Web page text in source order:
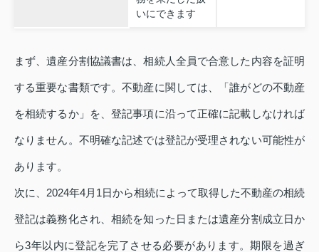
いにできます
まず、遺産分割協議書は、相続人全員で合意した内容を証明
する重要な書類です。不動産に関しては、「誰がどの不動産
を相続するか」を、登記事項に沿って正確に記載しなければ
なりません。不明確な記述では登記が受理されない可能性が
あります。
次に、2024年4月1日から相続によって取得した不動産の相続
登記は義務化され、相続を知った日または遺産分割成立日か
ら3年以内に登記を完了させる必要があります。期限を過ぎ